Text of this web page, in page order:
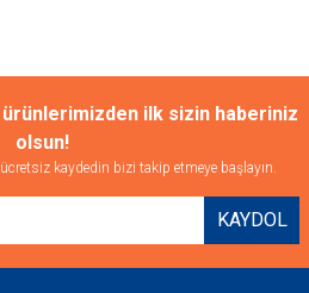
ilk sizin haberiniz
olsun!
kaydedin bizi takip etmeye başlayın.
KAYDOL